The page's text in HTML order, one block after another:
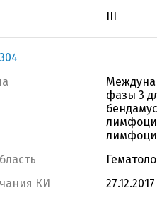
III
фазы 3
КИ